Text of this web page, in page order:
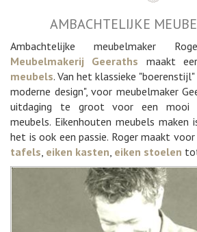
AMBACHTELIJKE
Ambachtelijke meubelmaker
Meubelmakerij Geeraths maakt
meubels. Van het klassieke
moderne design", voor meubelmaker
uitdaging te groot voor een mooi
meubels. Eikenhouten meubels
het is ook een passie. Roger maakt
tafels, eiken kasten, eiken stoelen